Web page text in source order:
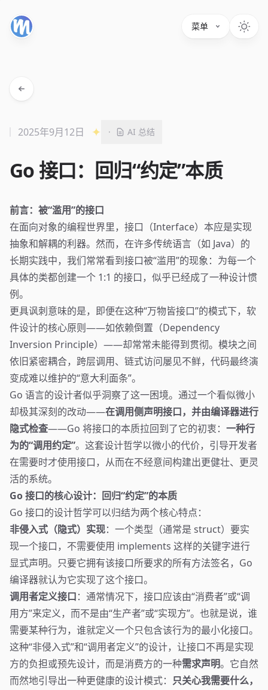
菜单
Go 接口：回归“约定”本质
2025年9月12日 · AI 总结
前言：被“滥用”的接口
在面向对象的编程世界里，接口（Interface）本应是实现
抽象和解耦的利器。然而，在许多传统语言（如 Java）的
长期实践中，我们常常看到接口被“滥用”的现象：为每一个
具体的类都创建一个 1:1 的接口，似乎已经成了一种设计惯
例。
更具讽刺意味的是，即便在这种“万物皆接口”的模式下，软
件设计的核心原则——如依赖倒置（Dependency
Inversion Principle）——却常常未能得到贯彻。模块之间
依旧紧密耦合，跨层调用、链式访问屡见不鲜，代码最终演
变成难以维护的“意大利面条”。
Go 语言的设计者似乎洞察了这一困境。通过一个看似微小
却极其深刻的改动——在调用侧声明接口，并由编译器进行
隐式检查——Go 将接口的本质拉回到了它的初衷： 一种行
为的“调用约定”。这套设计哲学以微小的代价，引导开发者
在需要时才使用接口，从而在不经意间构建出更健壮、更灵
活的系统。
Go 接口的核心设计：回归“约定”的本质
Go 接口的设计哲学可以归结为两个核心特点：
非侵入式（隐式）实现：一个类型（通常是 struct）要实
现一个接口，不需要使用 implements 这样的关键字进行
显式声明。只要它拥有该接口所要求的所有方法签名，Go
编译器就认为它实现了这个接口。
调用者定义接口：通常情况下，接口应该由“消费者”或“调
用方”来定义，而不是由“生产者”或“实现方”。也就是说，谁
需要某种行为，谁就定义一个只包含该行为的最小化接口。
这种“非侵入式”和“调用者定义”的设计，让接口不再是实现
方的负担或预先设计，而是消费方的一种需求声明。它自然
而然地引导出一种更健康的设计模式： 只关心我需要什么，